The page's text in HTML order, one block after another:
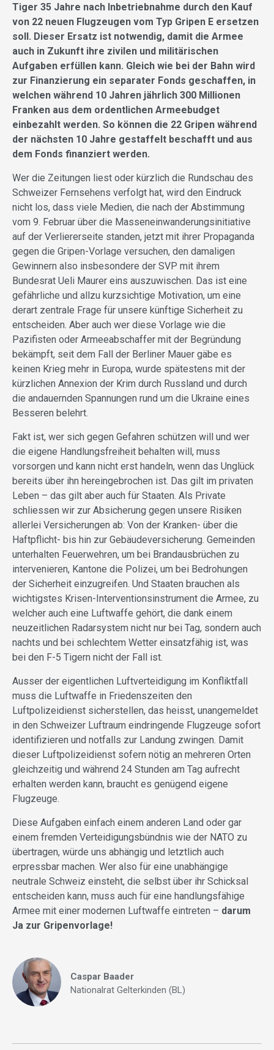
Tiger 35 Jahre nach Inbetriebnahme durch den Kauf
von 22 neuen Flugzeugen vom Typ Gripen E ersetzen
soll. Dieser Ersatz ist notwendig, damit die Armee
auch in Zukunft ihre zivilen und militärischen
Aufgaben erfüllen kann. Gleich wie bei der Bahn wird
zur Finanzierung ein separater Fonds geschaffen, in
welchen während 10 Jahren jährlich 300 Millionen
Franken aus dem ordentlichen Armeebudget
einbezahlt werden. So können die 22 Gripen während
der nächsten 10 Jahre gestaffelt beschafft und aus
dem Fonds finanziert werden.
Wer die Zeitungen liest oder kürzlich die Rundschau des
Schweizer Fernsehens verfolgt hat, wird den Eindruck
nicht los, dass viele Medien, die nach der Abstimmung
vom 9. Februar über die Masseneinwanderungsinitiative
auf der Verliererseite standen, jetzt mit ihrer Propaganda
gegen die Gripen-Vorlage versuchen, den damaligen
Gewinnern also insbesondere der SVP mit ihrem
Bundesrat Ueli Maurer eins auszuwischen. Das ist eine
gefährliche und allzu kurzsichtige Motivation, um eine
derart zentrale Frage für unsere künftige Sicherheit zu
entscheiden. Aber auch wer diese Vorlage wie die
Pazifisten oder Armeeabschaffer mit der Begründung
bekämpft, seit dem Fall der Berliner Mauer gäbe es
keinen Krieg mehr in Europa, wurde spätestens mit der
kürzlichen Annexion der Krim durch Russland und durch
die andauernden Spannungen rund um die Ukraine eines
Besseren belehrt.
Fakt ist, wer sich gegen Gefahren schützen will und wer
die eigene Handlungsfreiheit behalten will, muss
vorsorgen und kann nicht erst handeln, wenn das Unglück
bereits über ihn hereingebrochen ist. Das gilt im privaten
Leben – das gilt aber auch für Staaten. Als Private
schliessen wir zur Absicherung gegen unsere Risiken
allerlei Versicherungen ab: Von der Kranken- über die
Haftpflicht- bis hin zur Gebäudeversicherung. Gemeinden
unterhalten Feuerwehren, um bei Brandausbrüchen zu
intervenieren, Kantone die Polizei, um bei Bedrohungen
der Sicherheit einzugreifen. Und Staaten brauchen als
wichtigstes Krisen-Interventionsinstrument die Armee, zu
welcher auch eine Luftwaffe gehört, die dank einem
neuzeitlichen Radarsystem nicht nur bei Tag, sondern auch
nachts und bei schlechtem Wetter einsatzfähig ist, was
bei den F-5 Tigern nicht der Fall ist.
Ausser der eigentlichen Luftverteidigung im Konfliktfall
muss die Luftwaffe in Friedenszeiten den
Luftpolizeidienst sicherstellen, das heisst, unangemeldet
in den Schweizer Luftraum eindringende Flugzeuge sofort
identifizieren und notfalls zur Landung zwingen. Damit
dieser Luftpolizeidienst sofern nötig an mehreren Orten
gleichzeitig und während 24 Stunden am Tag aufrecht
erhalten werden kann, braucht es genügend eigene
Flugzeuge.
Diese Aufgaben einfach einem anderen Land oder gar
einem fremden Verteidigungsbündnis wie der NATO zu
übertragen, würde uns abhängig und letztlich auch
erpressbar machen. Wer also für eine unabhängige
neutrale Schweiz einsteht, die selbst über ihr Schicksal
entscheiden kann, muss auch für eine handlungsfähige
Armee mit einer modernen Luftwaffe eintreten – darum
Ja zur Gripenvorlage!
Caspar Baader
Nationalrat Gelterkinden (BL)